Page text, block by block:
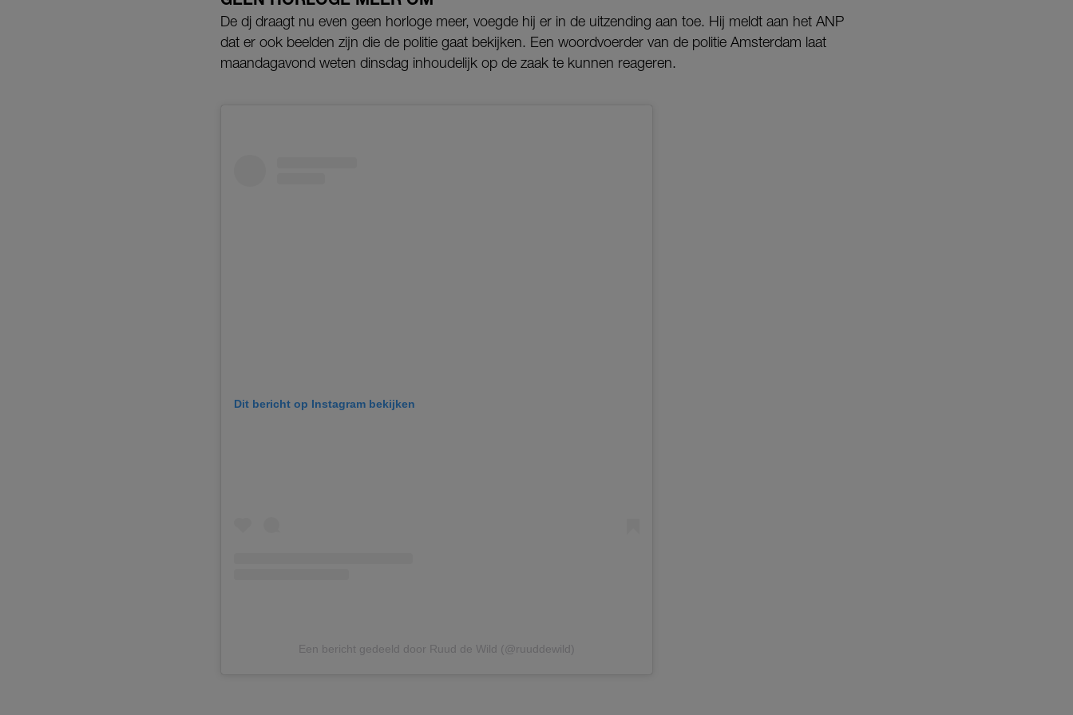
De dj draagt nu even geen horloge meer, voegde hij er in de uitzending aan toe. Hij meldt aan het ANP
dat er ook beelden zijn die de politie gaat bekijken. Een woordvoerder van de politie Amsterdam laat
maandagavond weten dinsdag inhoudelijk op de zaak te kunnen reageren.
Dit bericht op Instagram bekijken
Een bericht gedeeld door Ruud de Wild (@ruuddewild)